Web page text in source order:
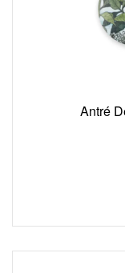
Antré